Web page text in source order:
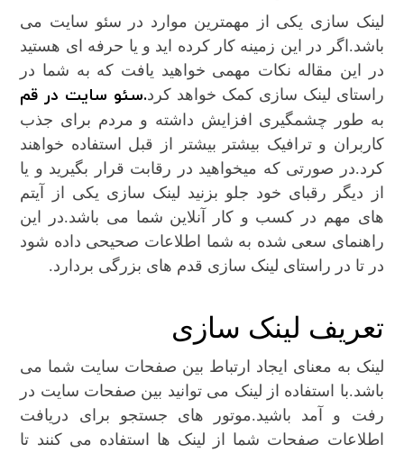
لینک سازی یکی از مهمترین موارد در سئو سایت می
باشد.اگر در این زمینه کار کرده اید و یا حرفه ای هستید
در این مقاله نکات مهمی خواهید یافت که به شما در
راستای لینک سازی کمک خواهد کرد.سئو سایت در قم
به طور چشمگیری افزایش داشته و مردم برای جذب
کاربران و ترافیک بیشتر بیشتر از قبل استفاده خواهند
کرد.در صورتی که میخواهید در رقابت قرار بگیرید و یا
از دیگر رقبای خود جلو بزنید لینک سازی یکی از آیتم
های مهم در کسب و کار آنلاین شما می باشد.در این
راهنمای سعی شده به شما اطلاعات صحیحی داده شود
در تا در راستای لینک سازی قدم های بزرگی بردارد.
تعریف لینک سازی
لینک به معنای ایجاد ارتباط بین صفحات سایت شما می
باشد.با استفاده از لینک می توانید بین صفحات سایت در
رفت و آمد باشید.موتور های جستجو برای دریافت
اطلاعات صفحات شما از لینک ها استفاده می کنند تا